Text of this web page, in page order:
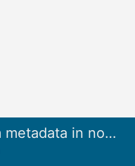
Radio stream metadata in not available.